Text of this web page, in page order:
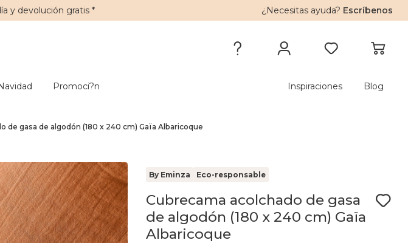
y devolución gratis* ¿Necesitas ayuda? Escríbenos
Promoci?n Inspiraciones Blog
de gasa de algodón (180 x 240 cm) Gaïa Albaricoque
By Eminza Eco-responsable
Cubrecama acolchado de gasa
de algodón (180 x 240 cm) Gaïa
Albaricoque